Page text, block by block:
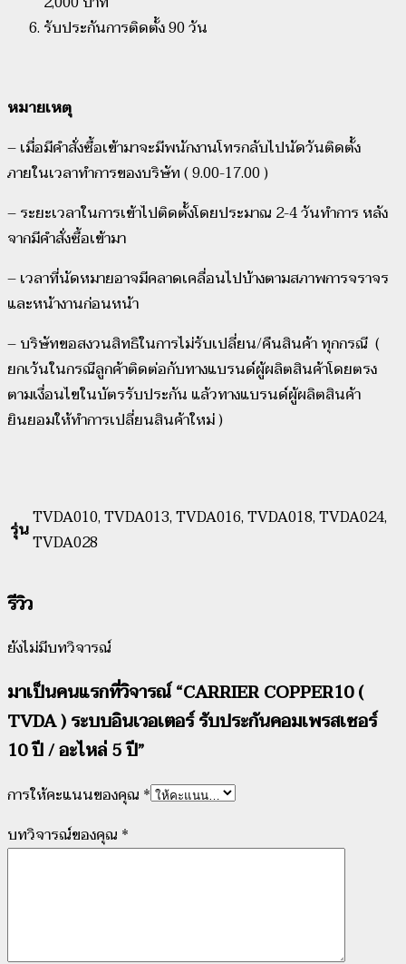
รับประกันการติดตั้ง 90 วัน
หมายเหตุ
– เมื่อมีคำสั่งซื้อเข้ามาจะมีพนักงานโทรกลับไปนัดวันติดตั้ง
ภายในเวลาทำการของบริษัท ( 9.00-17.00 )
– ระยะเวลาในการเข้าไปติดตั้งโดยประมาณ 2-4 วันทำการ หลัง
จากมีคำสั่งซื้อเข้ามา
– เวลาที่นัดหมายอาจมีคลาดเคลื่อนไปบ้างตามสภาพการจราจร
และหน้างานก่อนหน้า
– บริษัทขอสงวนสิทธิในการไม่รับเปลี่ยน/คืนสินค้า ทุกกรณี (
ยกเว้นในกรณีลูกค้าติดต่อกับทางแบรนด์ผู้ผลิตสินค้าโดยตรง
ตามเงื่อนไขในบัตรรับประกัน แล้วทางแบรนด์ผู้ผลิตสินค้า
ยินยอมให้ทำการเปลี่ยนสินค้าใหม่ )
รุ่นTVDA010, TVDA013, TVDA016, TVDA018, TVDA024,
TVDA028
รีวิว
ยังไม่มีบทวิจารณ์
มาเป็นคนแรกที่วิจารณ์ “CARRIER COPPER10 (
TVDA ) ระบบอินเวอเตอร์ รับประกันคอมเพรสเซอร์
10 ปี / อะไหล่ 5 ปี”
การให้คะแนนของคุณ *
บทวิจารณ์ของคุณ *